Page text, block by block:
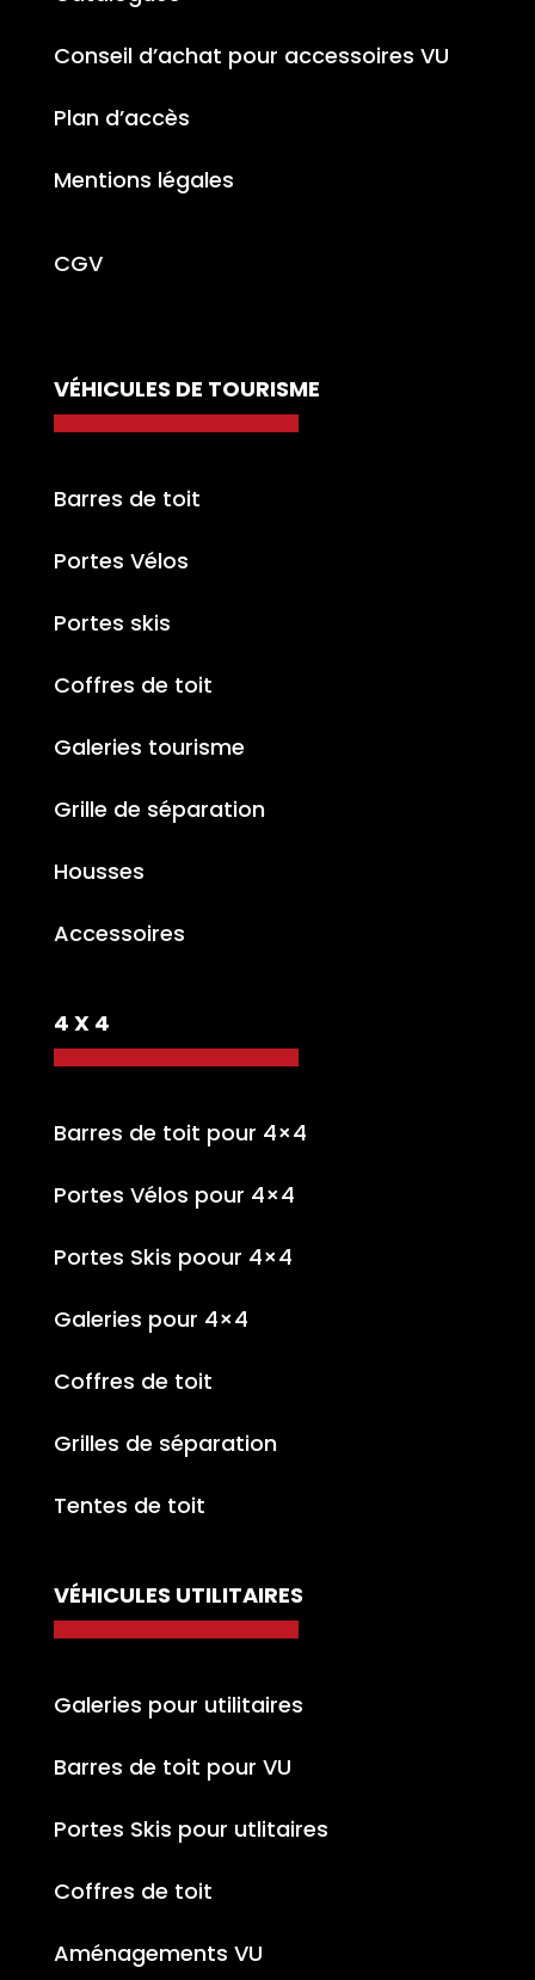
Conseil d’achat pour accessoires VU
Plan d’accès
Mentions légales
CGV
VÉHICULES DE TOURISME
Barres de toit
Portes Vélos
Portes skis
Coffres de toit
Galeries tourisme
Grille de séparation
Housses
Accessoires
4 X 4
Barres de toit pour 4×4
Portes Vélos pour 4×4
Portes Skis poour 4×4
Galeries pour 4×4
Coffres de toit
Grilles de séparation
Tentes de toit
VÉHICULES UTILITAIRES
Galeries pour utilitaires
Barres de toit pour VU
Portes Skis pour utlitaires
Coffres de toit
Aménagements VU